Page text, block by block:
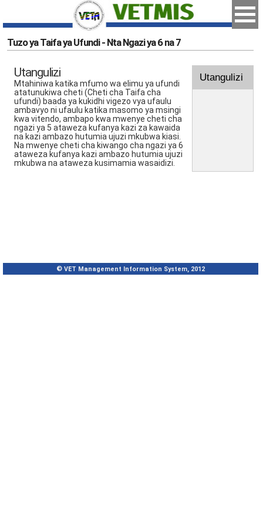
Tuzo ya Taifa ya Ufundi - Nta Ngazi ya 6 na 7
Utangulizi
Mtahiniwa katika mfumo wa elimu ya ufundi
atatunukiwa cheti (Cheti cha Taifa cha
ufundi) baada ya kukidhi vigezo vya ufaulu
ambavyo ni ufaulu katika masomo ya msingi
kwa vitendo, ambapo kwa mwenye cheti cha
ngazi ya 5 ataweza kufanya kazi za kawaida
na kazi ambazo hutumia ujuzi mkubwa kiasi.
Na mwenye cheti cha kiwango cha ngazi ya 6
ataweza kufanya kazi ambazo hutumia ujuzi
mkubwa na ataweza kusimamia wasaidizi.
Utangulizi
© VET Management Information System, 2012